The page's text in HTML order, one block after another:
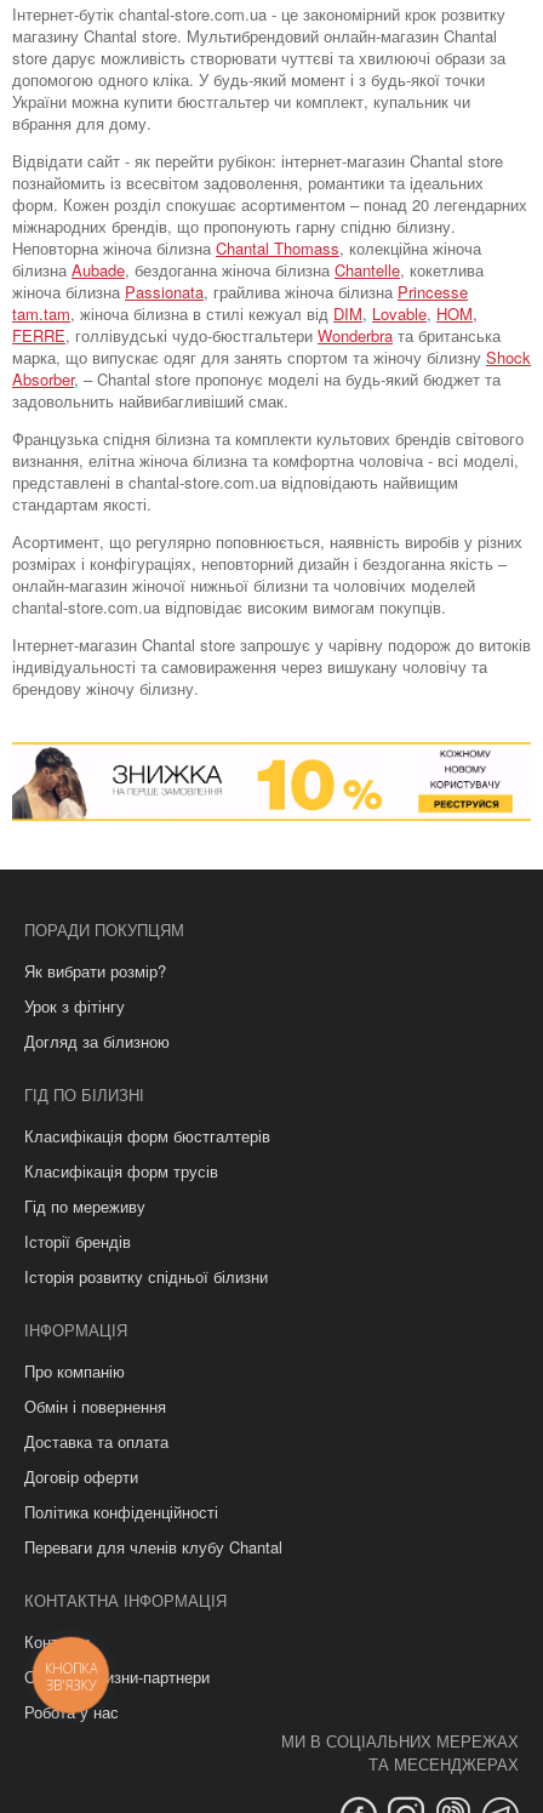
Інтернет-бутік chantal-store.com.ua - це закономірний крок розвитку
магазину Chantal store. Мультибрендовий онлайн-магазин Chantal
store дарує можливість створювати чуттєві та хвилюючі образи за
допомогою одного кліка. У будь-який момент і з будь-якої точки
України можна купити бюстгальтер чи комплект, купальник чи
вбрання для дому.
Відвідати сайт - як перейти рубікон: інтернет-магазин Chantal store
познайомить із всесвітом задоволення, романтики та ідеальних
форм. Кожен розділ спокушає асортиментом – понад 20 легендарних
міжнародних брендів, що пропонують гарну спідню білизну.
Неповторна жіноча білизна Chantal Thomass, колекційна жіноча
білизна Aubade, бездоганна жіноча білизна Chantelle, кокетлива
жіноча білизна Passionata, грайлива жіноча білизна Princesse
tam.tam, жіноча білизна в стилі кежуал від DIM, Lovable, HOM,
FERRE, голлівудські чудо-бюстгальтери Wonderbra та британська
марка, що випускає одяг для занять спортом та жіночу білизну Shock
Absorber, – Chantal store пропонує моделі на будь-який бюджет та
задовольнить найвибагливіший смак.
Французька спідня білизна та комплекти культових брендів світового
визнання, елітна жіноча білизна та комфортна чоловіча - всі моделі,
представлені в chantal-store.com.ua відповідають найвищим
стандартам якості.
Асортимент, що регулярно поповнюється, наявність виробів у різних
розмірах і конфігураціях, неповторний дизайн і бездоганна якість –
онлайн-магазин жіночої нижньої білизни та чоловічих моделей
chantal-store.com.ua відповідає високим вимогам покупців.
Інтернет-магазин Chantal store запрошує у чарівну подорож до витоків
індивідуальності та самовираження через вишукану чоловічу та
брендову жіночу білизну.
ПОРАДИ ПОКУПЦЯМ
Як вибрати розмір?
Урок з фітінгу
Догляд за білизною
ГІД ПО БІЛИЗНІ
Класифікація форм бюстгалтерів
Класифікація форм трусів
Гід по мереживу
Історії брендів
Історія розвитку спідньої білизни
ІНФОРМАЦІЯ
Про компанію
Обмін і повернення
Доставка та оплата
Договір оферти
Політика конфіденційності
Переваги для членів клубу Chantal
КОНТАКТНА ІНФОРМАЦІЯ
Контакти
Салони білизни-партнери
Робота у нас
МИ В СОЦІАЛЬНИХ МЕРЕЖАХ
ТА МЕСЕНДЖЕРАХ
КНОПКА
ЗВ'ЯЗКУ